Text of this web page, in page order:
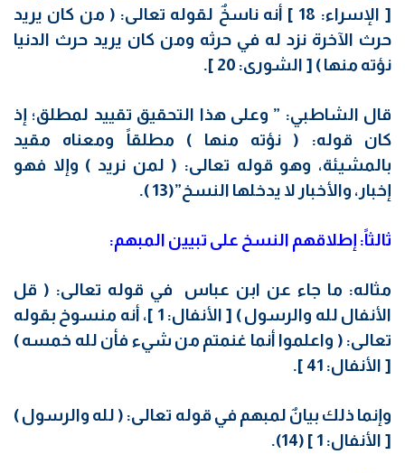
[ الإسراء: 18 ] أنه ناسخٌ لقوله تعالى: ( من كان يريد
حرث الآخرة نزد له في حرثه ومن كان يريد حرث الدنيا
نؤته منها ) [ الشورى: 20 ].
قال الشاطبي: ” وعلى هذا التحقيق تقييد لمطلق؛ إذ
كان قوله: ( نؤته منها ) مطلقاً ومعناه مقيد
بالمشيئة، وهو قوله تعالى: ( لمن نريد ) وإلا فهو
إخبار، والأخبار لا يدخلها النسخ”(13 ).
ثالثاً: إطلاقهم النسخ على تبيين المبهم:
مثاله: ما جاء عن ابن عباس في قوله تعالى: ( قل
الأنفال لله والرسول ) [ الأنفال: 1 ]، أنه منسوخ بقوله
تعالى: ( واعلموا أنما غنمتم من شيء فأن لله خمسه )
[ الأنفال: 41 ].
وإنما ذلك بيانٌ لمبهم في قوله تعالى: ( لله والرسول )
[ الأنفال: 1 ] (14).